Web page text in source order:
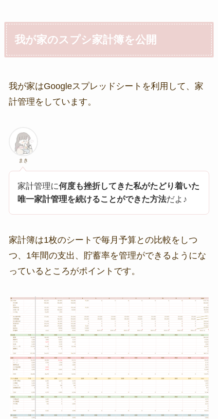
我が家のスプシ家計簿を公開
我が家はGoogleスプレッドシートを利用して、家
計管理をしています。
まき
家計管理に何度も挫折してきた私がたどり着いた
唯一家計管理を続けることができた方法だよ♪
家計簿は1枚のシートで毎月予算との比較をしつ
つ、1年間の支出、貯蓄率を管理ができるようにな
っているところがポイントです。